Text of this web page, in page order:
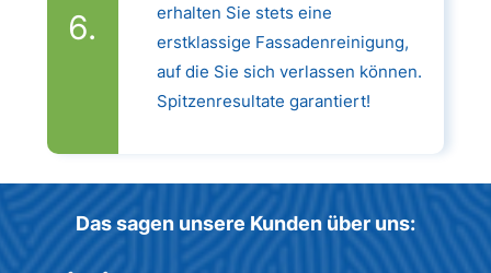
erhalten Sie stets eine
erstklassige Fassadenreinigung,
auf die Sie sich verlassen können.
Spitzenresultate garantiert!
Das sagen unsere Kunden über uns: